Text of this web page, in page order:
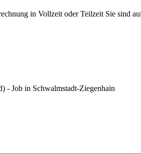
in Vollzeit oder Teilzeit Sie sind
- Job in Schwalmstadt-Ziegenhain